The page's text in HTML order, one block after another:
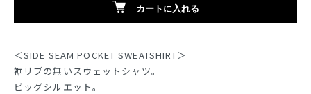
カートに入れる
＜SIDE SEAM POCKET SWEATSHIRT＞
裾リブの無いスウェットシャツ。
ビッグシルエット。